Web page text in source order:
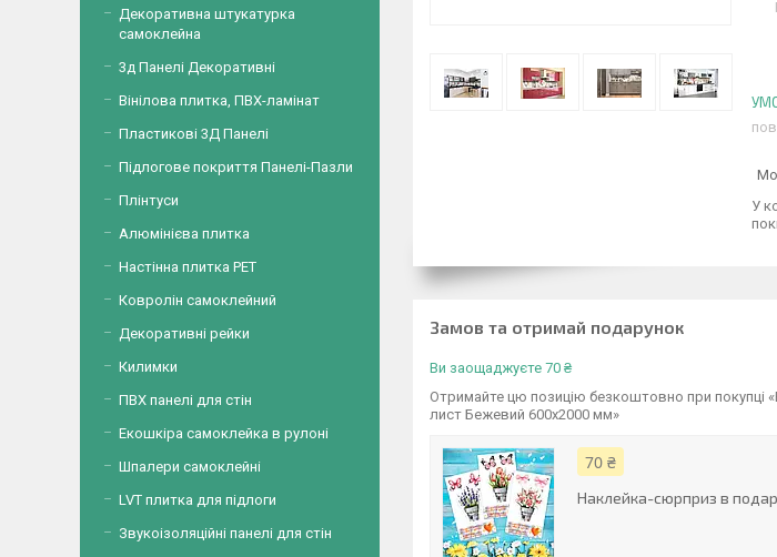
У
Замов та отримай подарунок
Ви заощаджуєте 70 ₴
Отримайте цю позицію безкоштовно при покупці
лист Бежевий 600х2000 мм»
70 ₴
Наклейка-сюрприз в
Декоративна штукатурка
самоклейна
3д Панелі Декоративні
Вінілова плитка, ПВХ-ламінат
Пластикові 3Д Панелі
Підлогове покриття Панелі-Пазли
Плінтуси
Алюмінієва плитка
Настінна плитка PET
Ковролін самоклейний
Декоративні рейки
Килимки
ПВХ панелі для стін
Екошкіра самоклейка в рулоні
Шпалери самоклейні
LVT плитка для підлоги
Звукоізоляційні панелі для стін